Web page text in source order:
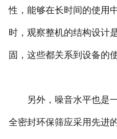
性，能够在长时间的使用
时，观察整机的结构设计
固，这些都关系到设备的
另外，噪音水平也是一
全密封环保筛应采用先进